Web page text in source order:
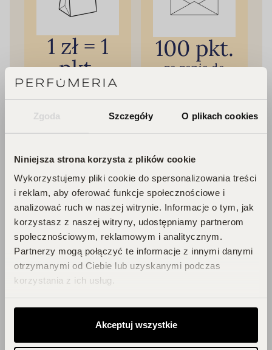
Zgoda Szczegóły O plikach cookies
Niniejsza strona korzysta z plików cookie
Wykorzystujemy pliki cookie do spersonalizowania treści
i reklam, aby oferować funkcje społecznościowe i
analizować ruch w naszej witrynie. Informacje o tym, jak
korzystasz z naszej witryny, udostępniamy partnerom
społecznościowym, reklamowym i analitycznym.
Partnerzy mogą połączyć te informacje z innymi danymi
otrzymanymi od Ciebie lub uzyskanymi podczas
korzystania z ich usług.
Akceptuj wszystkie
1 zł = 1
pkt.
za zakupy
100 pkt.
za zapis do
200 pkt.
na urodziny
50 pkt.
za dołączenie
do klubu